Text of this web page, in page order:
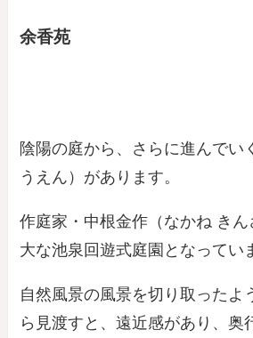
余香苑
陰陽の庭から、さらに進んでい
うえん）があります。
作庭家・中根金作（なかね き
大な池泉回遊式庭園となってい
自然風景の風景を切り取ったよ
ら見渡すと、遠近感があり、奥